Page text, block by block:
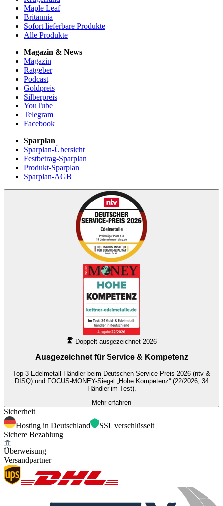
Maple Leaf
Britannia
Sofort lieferbare Produkte
Alle Produkte
Magazin & News
Magazin
Ratgeber
Podcast
Goldpreis
Silberpreis
YouTube
Telegram
Facebook
Sparplan
Sparplan-Übersicht
Festbetrag-Sparplan
Produkt-Sparplan
Sparplan-AGB
Doppelt ausgezeichnet 2026
Ausgezeichnet für Service & Kompetenz
Top 3 Edelmetall-Händler beim Deutschen Service-Preis 2026 (ntv &
DISQ) und FOCUS-MONEY-Siegel „Hohe Kompetenz“ (22/2026, 34
Händler im Test).
Mehr erfahren
Sicherheit
Hosting in Deutschland
SSL verschlüsselt
Sichere Bezahlung
Überweisung
Versandpartner